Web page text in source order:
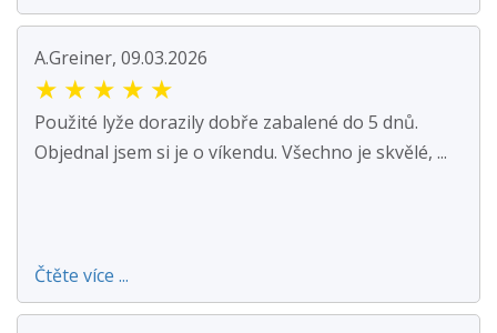
A.Greiner, 09.03.2026
★ ★ ★ ★ ★
Použité lyže dorazily dobře zabalené do 5 dnů.
Objednal jsem si je o víkendu. Všechno je skvělé, ...
Čtěte více ...